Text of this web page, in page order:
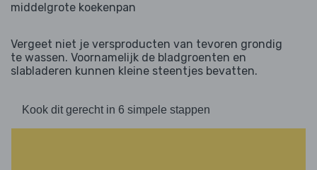
middelgrote koekenpan
Vergeet niet je versproducten van tevoren grondig
te wassen. Voornamelijk de bladgroenten en
slabladeren kunnen kleine steentjes bevatten.
Kook dit gerecht in 6 simpele stappen